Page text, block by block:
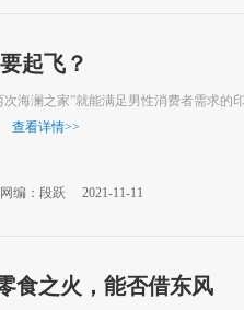
起飞？
次海澜之家”就能满足男性消费者需求的
查看详情>>
网编：段跃 2021-11-11
食之火，能否借东风